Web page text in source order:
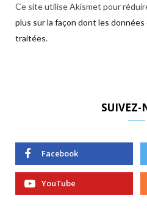
Ce site utilise Akismet pour
plus sur la façon dont les
traitées.
SUIVEZ-
Facebook
YouTube